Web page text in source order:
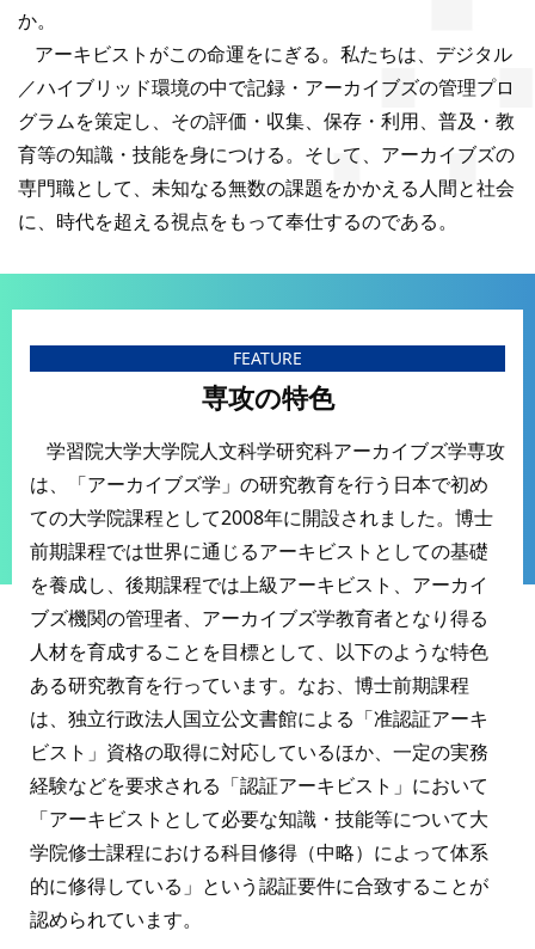
か。
アーキビストがこの命運をにぎる。私たちは、デジタル
／ハイブリッド環境の中で記録・アーカイブズの管理プロ
グラムを策定し、その評価・収集、保存・利用、普及・教
育等の知識・技能を身につける。そして、アーカイブズの
専門職として、未知なる無数の課題をかかえる人間と社会
に、時代を超える視点をもって奉仕するのである。
FEATURE
専攻の特色
学習院大学大学院人文科学研究科アーカイブズ学専攻
は、「アーカイブズ学」の研究教育を行う日本で初め
ての大学院課程として2008年に開設されました。博士
前期課程では世界に通じるアーキビストとしての基礎
を養成し、後期課程では上級アーキビスト、アーカイ
ブズ機関の管理者、アーカイブズ学教育者となり得る
人材を育成することを目標として、以下のような特色
ある研究教育を行っています。なお、博士前期課程
は、独立行政法人国立公文書館による「准認証アーキ
ビスト」資格の取得に対応しているほか、一定の実務
経験などを要求される「認証アーキビスト」において
「アーキビストとして必要な知識・技能等について大
学院修士課程における科目修得（中略）によって体系
的に修得している」という認証要件に合致することが
認められています。